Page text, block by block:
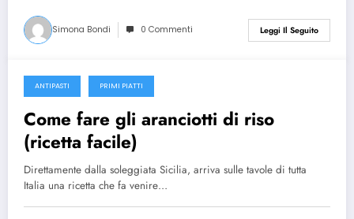
Simona Bondi 0 Commenti Leggi Il Seguito
25 Agosto 2016
ANTIPASTI PRIMI PIATTI
Come fare gli aranciotti di riso
(ricetta facile)
Direttamente dalla soleggiata Sicilia, arriva sulle tavole di tutta
Italia una ricetta che fa venire…